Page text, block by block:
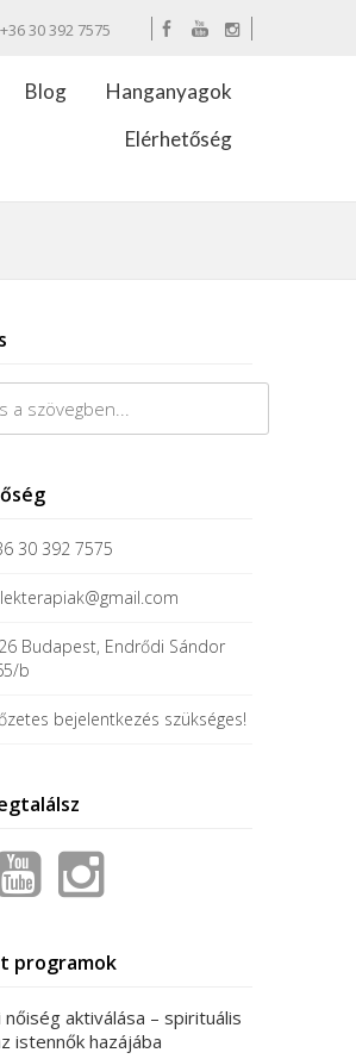
+36 30 392 7575
Blog
Hanganyagok
Elérhetőség
30 392 7575
Budapest, Endrődi Sándor
b
bejelentkezés szükséges!
programok
nőiség aktiválása – spirituális
istennők hazájába